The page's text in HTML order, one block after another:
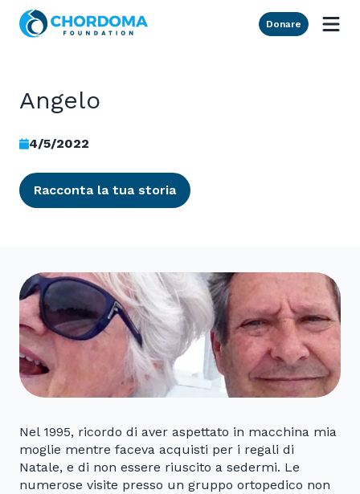
Skip to Main Content
Donare
Angelo
4/5/2022
Racconta la tua storia
Nel 1995, ricordo di aver aspettato in macchina mia
moglie mentre faceva acquisti per i regali di
Natale, e di non essere riuscito a sedermi. Le
numerose visite presso un gruppo ortopedico non